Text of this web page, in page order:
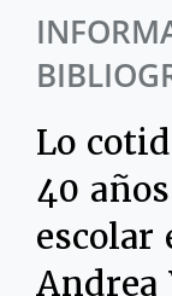
Lo
40
escolar
Andrea